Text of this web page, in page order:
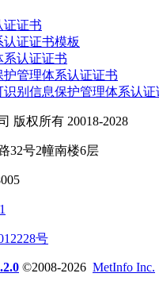
证证书
认证证书模板
系认证证书
管理体系认证证书
别信息保护管理体系认证
版权所有 20018-2028
32号2幢南楼6层
号
©2008-2026 MetInfo Inc.